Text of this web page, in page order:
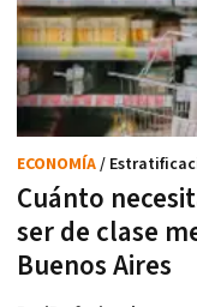
Cuánto
ser de clase
Buenos Aires
ECONOMÍA/